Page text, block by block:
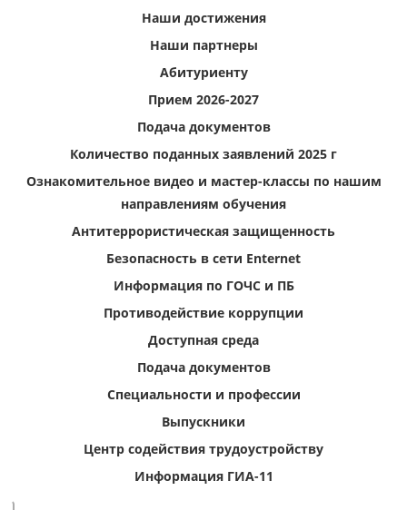
Наши достижения
Наши партнеры
Абитуриенту
Прием 2026-2027
Подача документов
Количество поданных заявлений 2025 г
Ознакомительное видео и мастер-классы по нашим
направлениям обучения
Антитеррористическая защищенность
Безопасность в сети Enternet
Информация по ГОЧС и ПБ
Противодействие коррупции
Доступная среда
Подача документов
Специальности и профессии
Выпускники
Центр содействия трудоустройству
Информация ГИА-11